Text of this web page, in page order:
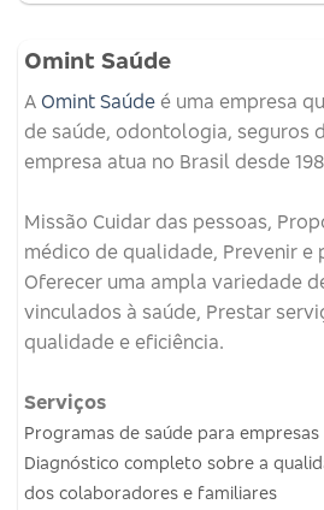
Omint Saúde
A Omint Saúde é uma empresa
de saúde, odontologia, seguros
empresa atua no Brasil desde
Missão Cuidar das pessoas,
médico de qualidade, Prevenir e
Oferecer uma ampla variedade
vinculados à saúde, Prestar
qualidade e eficiência.
Serviços
Programas de saúde para empresas
Diagnóstico completo sobre a
dos colaboradores e familiares